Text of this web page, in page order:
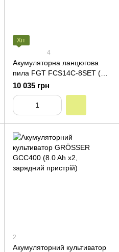
Хіт
4
Акумуляторна ланцюгова
пила FGT FCS14С-8SET (8.0
Ah x2, зарядний пристрій)
10 035 грн
2
Акумуляторний культиватор